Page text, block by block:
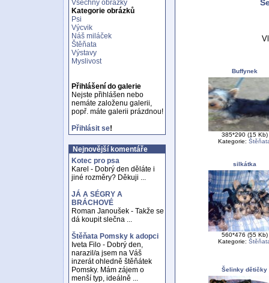
Všechny obrázky
Kategorie obrázků
Psi
Výcvik
Náš miláček
Štěňata
Výstavy
Myslivost
Přihlášení do galerie
Nejste přihlášen nebo
nemáte založenu galerii,
popř. máte galerii prázdnou!
Přihlásit se!
Nejnovější komentáře
Kotec pro psa
Karel - Dobrý den děláte i
jiné rozměry? Děkuji ...
JÁ A SÉGRY A
BRÁCHOVÉ
Roman Janoušek - Takže se
dá koupit slečna ...
Štěňata Pomsky k adopci
Iveta Filo - Dobrý den,
narazil/a jsem na Váš
inzerát ohledně štěňátek
Pomsky. Mám zájem o
menší typ, ideálně ...
Buffynek
385*290 (15 Kb)
Kategorie:
silkátka
560*476 (55 Kb)
Kategorie:
Šelinky dětičky